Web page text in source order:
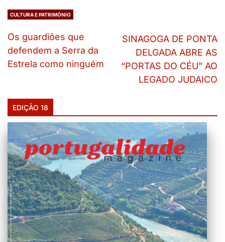
CULTURA E PATRIMÓNIO
Os guardiões que
defendem a Serra da
Estrela como ninguém
SINAGOGA DE PONTA
DELGADA ABRE AS
“PORTAS DO CÉU” AO
LEGADO JUDAICO
EDIÇÃO 18